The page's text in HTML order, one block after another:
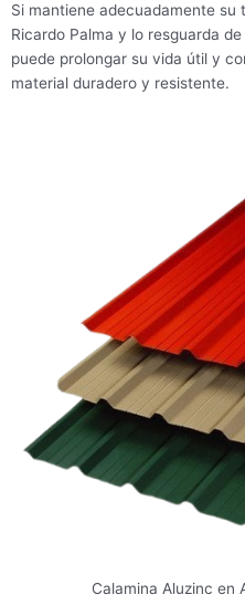
Si mantiene adecuadamente su
Ricardo Palma y lo resguarda
puede prolongar su vida útil y
material duradero y resistente.
Calamina Aluzinc en